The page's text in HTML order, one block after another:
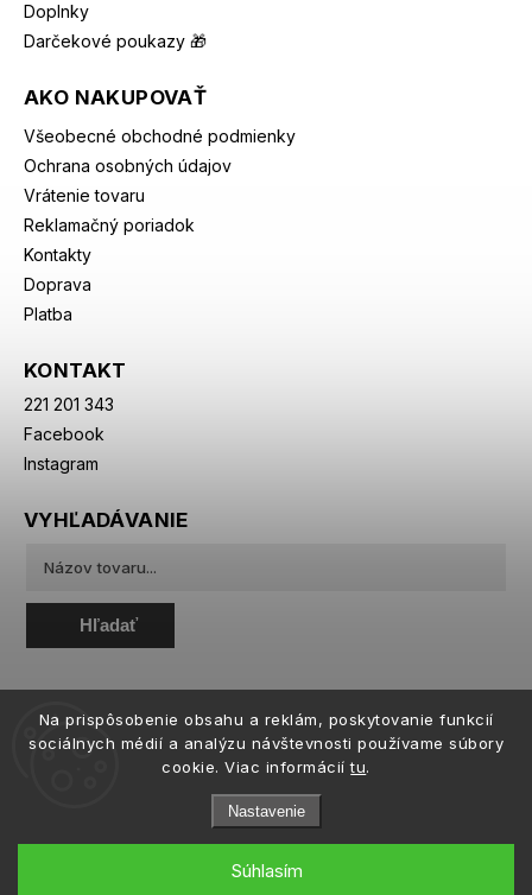
Na prispôsobenie obsahu a reklám, poskytovanie funkcií
sociálnych médií a analýzu návštevnosti používame súbory
cookie. Viac informáciítu.
Nastavenie
Súhlasím
Doplnky
Darčekové poukazy 🎁
AKO NAKUPOVAŤ
Všeobecné obchodné podmienky
Ochrana osobných údajov
Vrátenie tovaru
Reklamačný poriadok
Kontakty
Doprava
Platba
KONTAKT
221 201 343
Facebook
Instagram
VYHĽADÁVANIE
Hľadať